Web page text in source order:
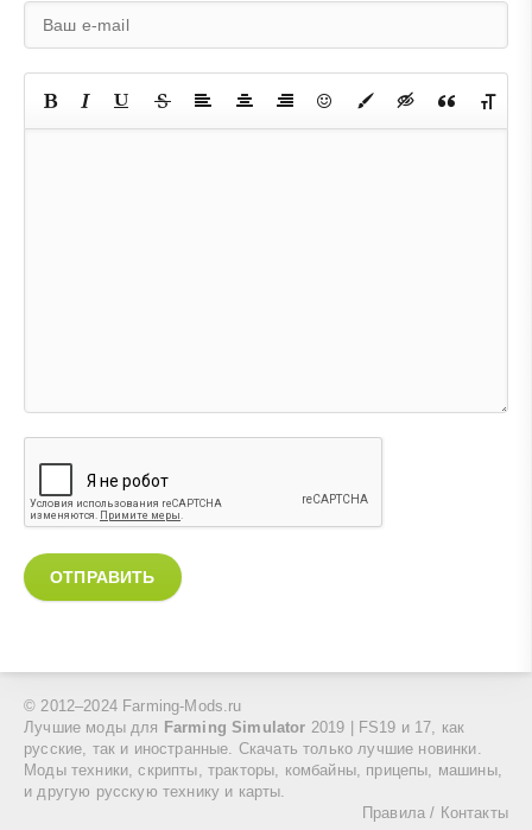
ОТПРАВИТЬ
© 2012–2024 Farming-Mods.ru
Лучшие моды для
Farming Simulator 2019 | FS19 и 17, как
русские, так и иностранные. Скачать только лучшие новинки.
Моды техники, скрипты, тракторы, комбайны, прицепы, машины,
и другую русскую технику и карты.
Правила / Контакты